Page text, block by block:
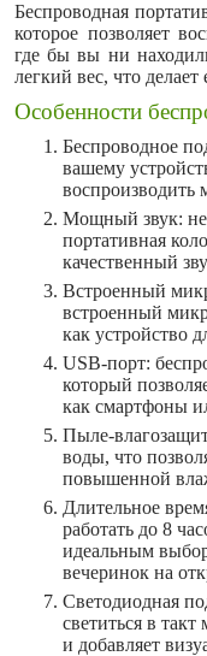
Беспроводная
которое позволяет
где бы вы ни
легкий вес, что
Особенности
Беспроводное
вашему
воспроизводить
Мощный звук:
портативная
качественный
Встроенный
встроенный
как устройство
USB-порт:
который
как смартфоны
Пыле-
воды, что
повышенной
Длительное
работать до 8
идеальным
вечеринок на
Светодиодная
светиться в
и добавляет